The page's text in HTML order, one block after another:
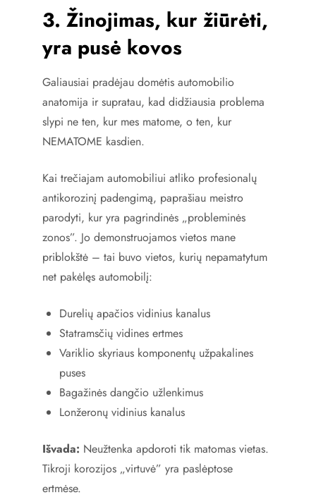
3. Žinojimas, kur žiūrėti,
yra pusė kovos
Galiausiai pradėjau domėtis automobilio
anatomija ir supratau, kad didžiausia problema
slypi ne ten, kur mes matome, o ten, kur
NEMATOME kasdien.
Kai trečiajam automobiliui atliko profesionalų
antikorozinį padengimą, paprašiau meistro
parodyti, kur yra pagrindinės „probleminės
zonos”. Jo demonstruojamos vietos mane
priblokštė – tai buvo vietos, kurių nepamatytum
net pakėlęs automobilį:
Durelių apačios vidinius kanalus
Statramsčių vidines ertmes
Variklio skyriaus komponentų užpakalines
puses
Bagažinės dangčio užlenkimus
Lonžeronų vidinius kanalus
Išvada: Neužtenka apdoroti tik matomas vietas.
Tikroji korozijos „virtuvė” yra paslėptose
ertmėse.